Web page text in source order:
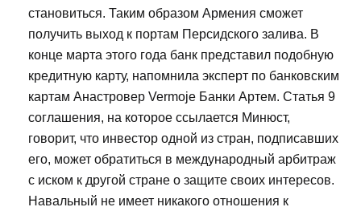
становиться. Таким образом Армения сможет
получить выход к портам Персидского залива. В
конце марта этого года банк представил подобную
кредитную карту, напомнила эксперт по банковским
картам Анастровер Vermoje Банки Артем. Статья 9
соглашения, на которое ссылается Минюст,
говорит, что инвестор одной из стран, подписавших
его, может обратиться в международный арбитраж
с иском к другой стране о защите своих интересов.
Навальный не имеет никакого отношения к